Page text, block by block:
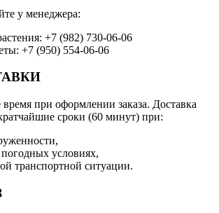
у менеджера:
+7 (982) 730-06-06
+7 (950) 554-06-06
при оформлении заказа. Доставка
сроки (60 минут) при:
условиях,
транспортной ситуации.